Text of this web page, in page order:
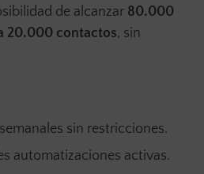
de alcanzar 80.000
20.000 contactos, sin
sin restricciones.
automatizaciones activas.